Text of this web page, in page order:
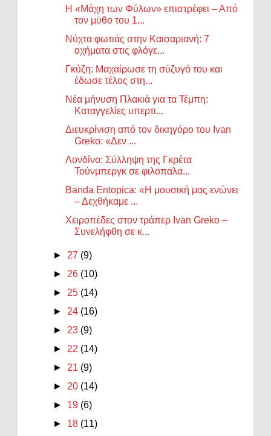
Η «Μάχη των Φύλων» επιστρέφει – Από
τον μύθο του 1...
Νύχτα φωτιάς στην Καισαριανή: 7
οχήματα στις φλόγε...
Γκύζη: Μαχαίρωσε τη σύζυγό του και
έδωσε τέλος στη...
Νέα μήνυση Πλακιά για τα Τέμπη:
Καταγγελίες υπερτι...
Διευκρίνιση από τον δικηγόρο του Ivan
Greko: «Δεν ...
Λονδίνο: Σύλληψη της Γκρέτα
Τούνμπεργκ σε φιλοπαλα...
Banda Entopica: «Η μουσική μας ενώνει
– Δεχθήκαμε ...
Χειροπέδες στον τράπερ Ivan Greko –
Συνελήφθη σε κ...
► 27 (9)
► 26 (10)
► 25 (14)
► 24 (16)
► 23 (9)
► 22 (14)
► 21 (9)
► 20 (14)
► 19 (6)
► 18 (11)